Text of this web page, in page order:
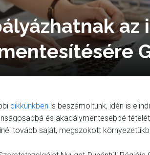
cikkünkben is beszámoltunk, idén is
és akadálymentesebbé
tovább saját, megszokott